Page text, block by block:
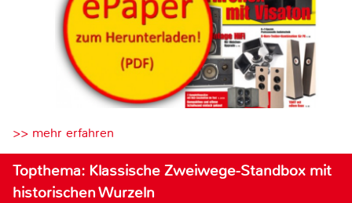
>> mehr erfahren
Topthema: Klassische Zweiwege-Standbox mit
historischen Wurzeln